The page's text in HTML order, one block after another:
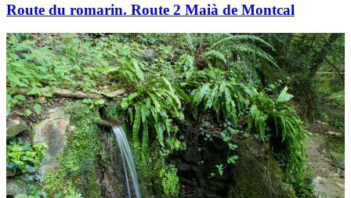
Route du romarin. Route 2 Maià de Montcal